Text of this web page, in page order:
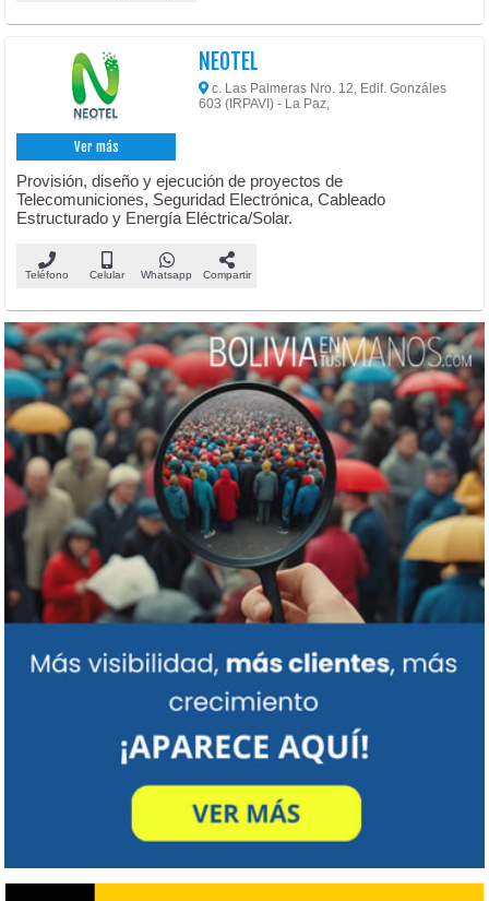
Ver más
NEOTEL
c. Las Palmeras Nro. 12, Edif. Gonzáles
603 (IRPAVI) - La Paz,
Provisión, diseño y ejecución de proyectos de
Telecomuniciones, Seguridad Electrónica, Cableado
Estructurado y Energía Eléctrica/Solar.
Teléfono Celular Whatsapp Compartir